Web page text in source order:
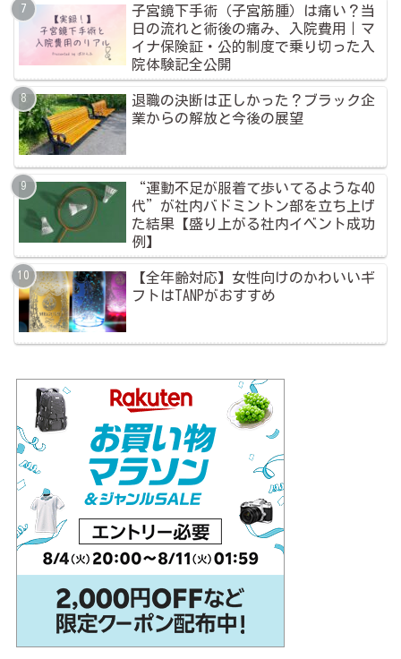
子宮鏡下手術（子宮筋腫）は痛い？当
日の流れと術後の痛み、入院費用｜マ
イナ保険証・公的制度で乗り切った入
院体験記全公開
退職の決断は正しかった？ブラック企
業からの解放と今後の展望
“運動不足が服着て歩いてるような40
代”が社内バドミントン部を立ち上げ
た結果【盛り上がる社内イベント成功
例】
【全年齢対応】女性向けのかわいいギ
フトはTANPがおすすめ